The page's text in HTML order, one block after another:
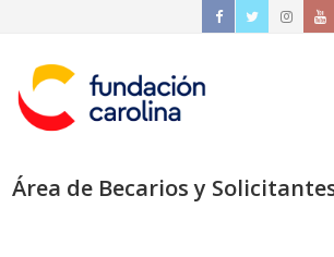
Área de Becarios y